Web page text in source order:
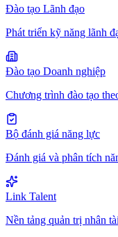
Đào tạo Lãnh đạo
Phát triển kỹ năng lãnh
Đào tạo Doanh nghiệp
Chương trình đào tạo
Bộ đánh giá năng lực
Đánh giá và phân tích
Link Talent
Nền tảng quản trị nhân